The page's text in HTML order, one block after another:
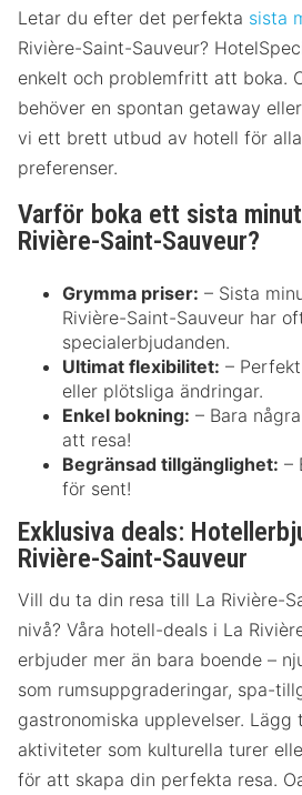
Letar du efter det perfekta sista
Rivière-Saint-Sauveur?
enkelt och problemfritt att boka.
behöver en spontan getaway
vi ett brett utbud av hotell för
preferenser.
Varför boka ett sista
Rivière-Saint-Sauveur?
Grymma priser: – Sista
Rivière-Saint-Sauveur har
specialerbjudanden.
Ultimat flexibilitet: –
eller plötsliga ändringar.
Enkel bokning: – Bara
att resa!
Begränsad tillgänglighet: –
för sent!
Exklusiva deals:
Rivière-Saint-Sauveur
Vill du ta din resa till La Rivière-
nivå? Våra hotell-deals i La
erbjuder mer än bara boende –
som rumsuppgraderingar, spa-
gastronomiska upplevelser. Lägg
aktiviteter som kulturella turer
för att skapa din perfekta resa.